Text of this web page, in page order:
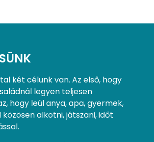
két célunk van. Az első, hogy
legyen teljesen
hogy leül anya, apa, gyermek,
alkotni, játszani, időt